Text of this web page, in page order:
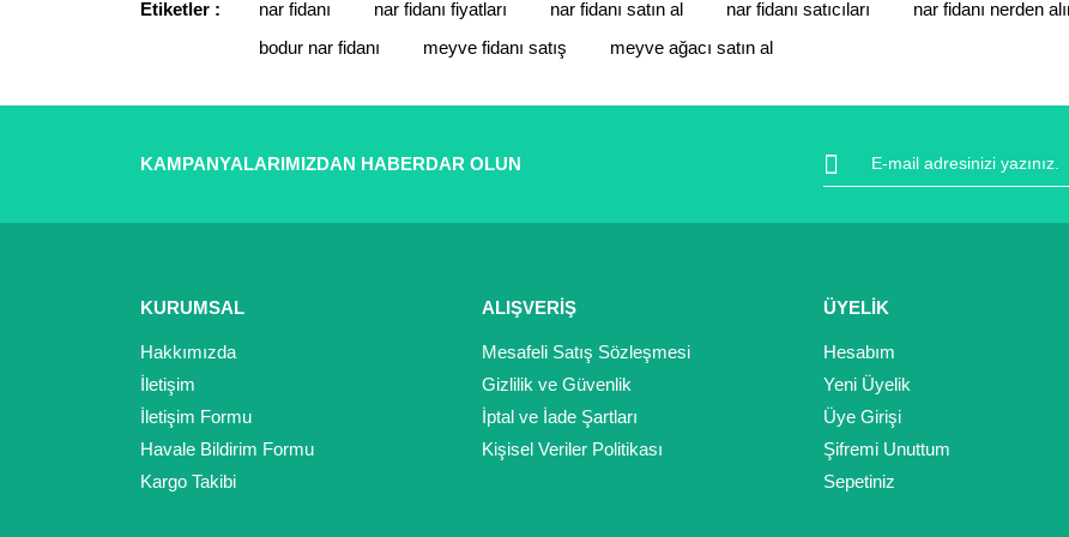
Bu ürüne ilk yorumu siz yapın!
Bu ürünün fiyat bilgisi, resim, ürün açıklamalarında ve diğer konularda yetersiz gördüğünüz noktaları öneri formunu
Ürün bilgilerinde hatalar bulunuyor.
Bu ürüne benzer farklı alternatifler olmalı.
Gönder
Etiketler : nar fidanı nar fidanı fiyatları nar fidanı satın al nar fidanı satıcıları nar fidanı nerden
bodur nar fidanı
meyve fidanı satış meyve ağacı satın al
KAMPANYALARIMIZDAN HABERDAR OLUN
KURUMSAL
Hakkımızda
İletişim
İletişim Formu
Havale Bildirim Formu
Kargo Takibi
ALIŞVERİŞ
Mesafeli Satış Sözleşmesi
Gizlilik ve Güvenlik
İptal ve İade Şartları
Kişisel Veriler Politikası
ÜYELİK
Hesabım
Yeni Üyelik
Üye Girişi
Şifremi Unuttum
Sepetiniz